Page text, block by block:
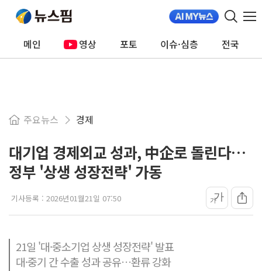
메인 영상 포토 이슈·심층 전국
주요뉴스 경제
대기업 경제외교 성과, 中企로 돌린다…
정부 '상생 성장전략' 가동
기사등록 : 2026년01월21일 07:50 가가
21일 '대·중소기업 상생 성장전략' 발표
대·중기 간 수출 성과 공유…환류 강화